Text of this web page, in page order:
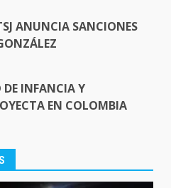
ANUNCIA SANCIONES
DE INFANCIA Y
EN COLOMBIA